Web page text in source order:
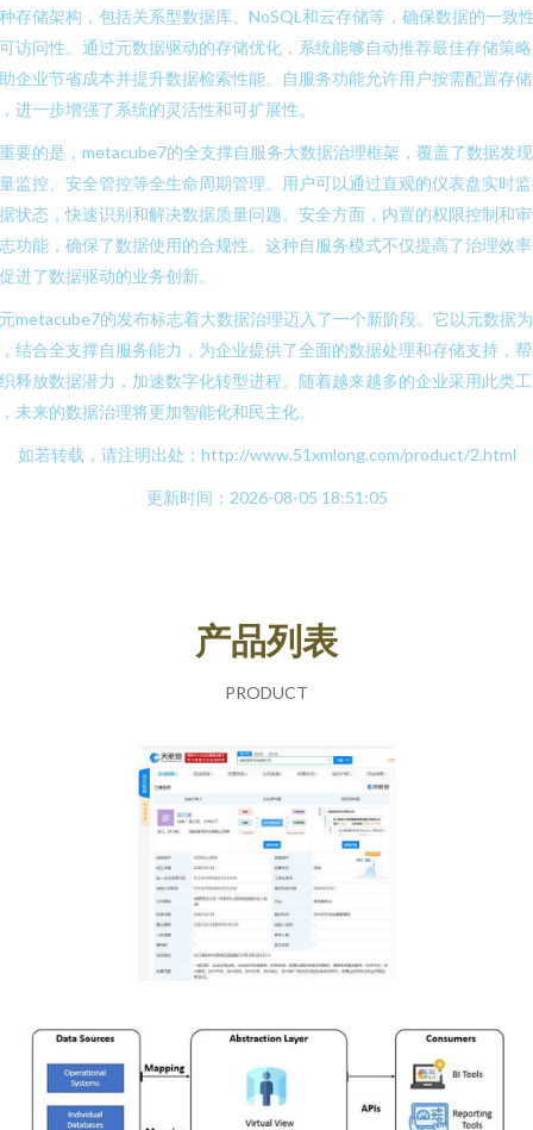
存储架构，包括关系型数据库、NoSQL和云存储等，确保数据的一致
访问性。通过元数据驱动的存储优化，系统能够自动推荐最佳存储策
企业节省成本并提升数据检索性能。自服务功能允许用户按需配置存
进一步增强了系统的灵活性和可扩展性。
要的是，metacube7的全支撑自服务大数据治理框架，覆盖了数据发
监控、安全管控等全生命周期管理。用户可以通过直观的仪表盘实时
状态，快速识别和解决数据质量问题。安全方面，内置的权限控制和
功能，确保了数据使用的合规性。这种自服务模式不仅提高了治理效
进了数据驱动的业务创新。
metacube7的发布标志着大数据治理迈入了一个新阶段。它以元数据
结合全支撑自服务能力，为企业提供了全面的数据处理和存储支持，
释放数据潜力，加速数字化转型进程。随着越来越多的企业采用此类工
未来的数据治理将更加智能化和民主化。
如若转载，请注明出处：http://www.51xmlong.com/product/2.html
更新时间：2026-08-05 18:51:05
产品列表
PRODUCT